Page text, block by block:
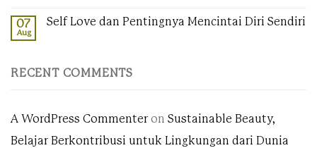
Project
on
Simak
Alasannya!
07
Aug
Self Love dan Pentingnya Mencintai Diri Sendiri
Love
Pentingnya
Sendiri
RECENT COMMENTS
A WordPress Commenter on Sustainable Beauty,
Belajar Berkontribusi untuk Lingkungan dari Dunia